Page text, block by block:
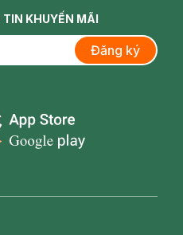
KHUYẾN MÃI
Đăng ký
icon